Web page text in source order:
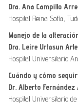
Dra. Ana Campillo
Hospital Reina Sofía,
Manejo de la
Dra. Leire Urtasun
Hospital Universitario
Cuándo y cómo
Dr. Alberto
Hospital Universitario de